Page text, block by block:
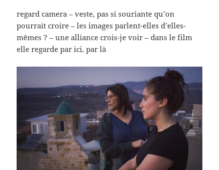
regard camera – veste, pas si souriante qu’on
pourrait croire – les images parlent-elles d’elles-
mêmes ? – une alliance crois-je voir – dans le film
elle regarde par ici, par là